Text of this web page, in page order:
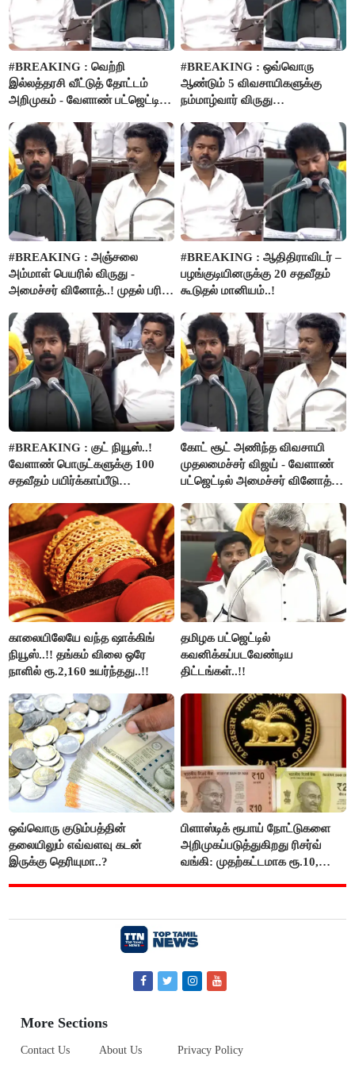
#BREAKING : வெற்றி
இல்லத்தரசி வீட்டுத் தோட்டம்
அறிமுகம் - வேளாண் பட்ஜெட்டில்
#BREAKING : ஒவ்வொரு
ஆண்டும் 5 விவசாயிகளுக்கு
நம்மாழ்வார் விருது
#BREAKING : அஞ்சலை
அம்மாள் பெயரில் விருது -
அமைச்சர் வினோத்..! முதல் பரிசு
#BREAKING : ஆதிதிராவிடர் –
பழங்குடியினருக்கு 20 சதவீதம்
கூடுதல் மானியம்..!
#BREAKING : குட் நியூஸ்..!
வேளாண் பொருட்களுக்கு 100
சதவீதம் பயிர்க்காப்பீடு
வினோத்..!
கோட் சூட் அணிந்த விவசாயி
முதலமைச்சர் விஜய் - வேளாண்
பட்ஜெட்டில் அமைச்சர் வினோத்
காலையிலேயே வந்த ஷாக்கிங்
நியூஸ்..!! தங்கம் விலை ஒரே
நாளில் ரூ.2,160 உயர்ந்தது..!!
தமிழக பட்ஜெட்டில்
கவனிக்கப்படவேண்டிய
திட்டங்கள்..!!
ஒவ்வொரு குடும்பத்தின்
தலையிலும் எவ்வளவு கடன்
இருக்கு தெரியுமா..?
பிளாஸ்டிக் ரூபாய் நோட்டுகளை
அறிமுகப்படுத்துகிறது ரிசர்வ்
வங்கி: முதற்கட்டமாக ரூ.10,
More Sections
Contact Us About Us Privacy Policy